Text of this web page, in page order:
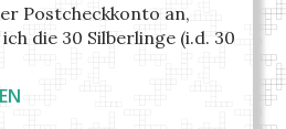
Postcheckkonto an,
die 30 Silberlinge (i.d. 30